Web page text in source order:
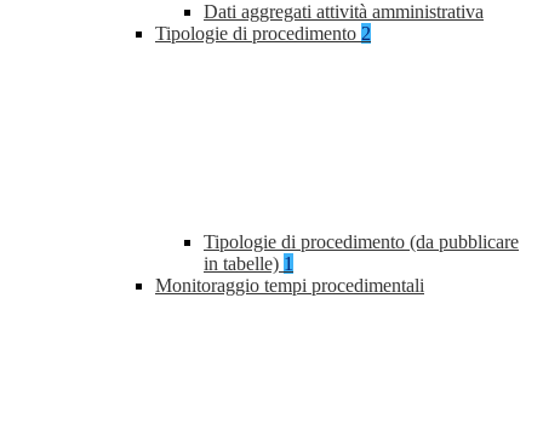
Dati aggregati attività amministrativa
Tipologie di procedimento 2
Tipologie di procedimento (da pubblicare
in tabelle) 1
Monitoraggio tempi procedimentali